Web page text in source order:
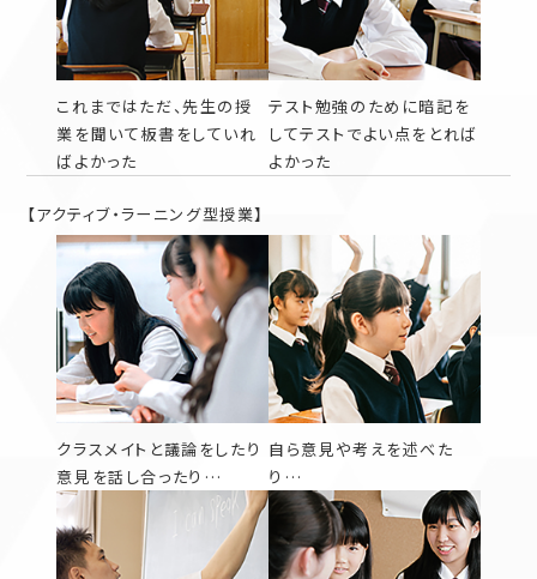
これまではただ、先生の授
業を聞いて板書をしていれ
ばよかった
テスト勉強のために暗記を
してテストでよい点をとれば
よかった
【アクティブ・ラーニング型授業】
クラスメイトと議論をしたり
意見を話し合ったり…
自ら意見や考えを述べた
り…